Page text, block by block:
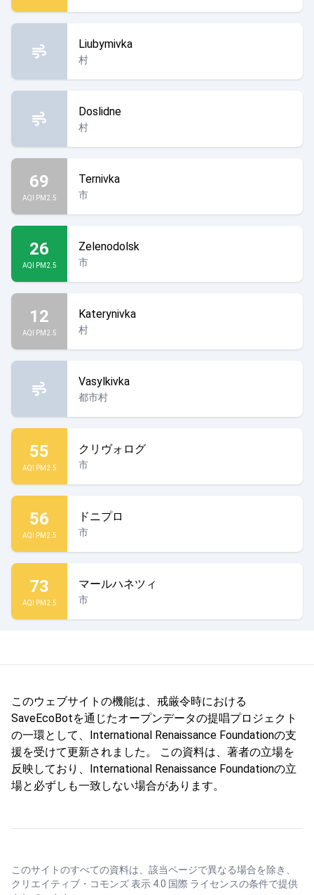
Liubymivka
村
Doslidne
村
69
AQI PM2.5
Ternivka
市
26
AQI PM2.5
Zelenodolsk
市
12
AQI PM2.5
Katerynivka
村
Vasylkivka
都市村
55
AQI PM2.5
クリヴォログ
市
56
AQI PM2.5
ドニプロ
市
73
AQI PM2.5
マールハネツィ
市
このウェブサイトの機能は、戒厳令時における
SaveEcoBotを通じたオープンデータの提唱プロジェクト
の一環として、International Renaissance Foundationの支
援を受けて更新されました。 この資料は、著者の立場を
反映しており、International Renaissance Foundationの立
場と必ずしも一致しない場合があります。
このサイトのすべての資料は、該当ページで異なる場合を除き、
クリエイティブ・コモンズ 表示 4.0 国際 ライセンスの条件で提供